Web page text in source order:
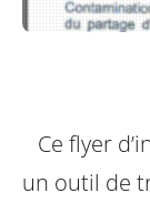
Ce flyer
un outil de